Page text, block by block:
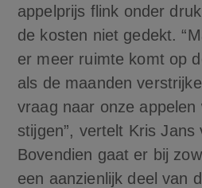
appelprijs flink onder
de kosten niet gedekt.
er meer ruimte komt op
als de maanden
vraag naar onze appelen
stijgen”, vertelt Kris Jans
Bovendien gaat er bij
een aanzienlijk deel van